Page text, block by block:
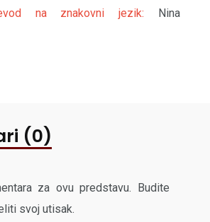
na znakovni jezik:
Nina
(0)
za ovu predstavu. Budite
svoj utisak.